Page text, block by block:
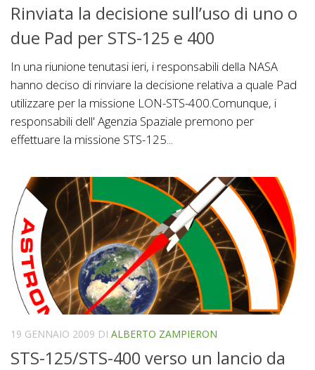
Rinviata la decisione sull’uso di uno o
due Pad per STS-125 e 400
In una riunione tenutasi ieri, i responsabili della NASA
hanno deciso di rinviare la decisione relativa a quale Pad
utilizzare per la missione LON-STS-400.Comunque, i
responsabili dell' Agenzia Spaziale premono per
effettuare la missione STS-125...
19 GENNAIO 2009 DI ALBERTO ZAMPIERON
STS-125/STS-400 verso un lancio da